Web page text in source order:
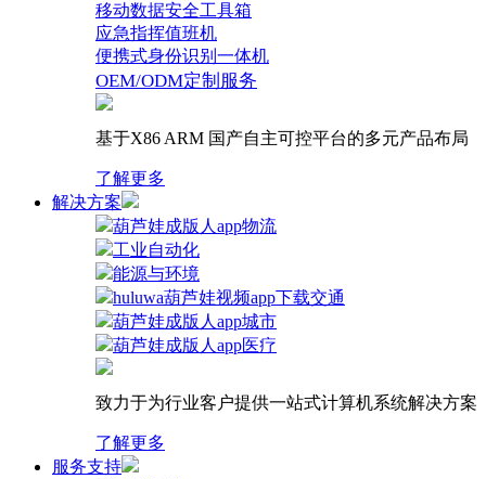
移动数据安全工具箱
应急指挥值班机
便携式身份识别一体机
OEM/ODM定制服务
基于X86 ARM 国产自主可控平台的多元产品布局
了解更多
解决方案
葫芦娃成版人app物流
工业自动化
能源与环境
huluwa葫芦娃视频app下载交通
葫芦娃成版人app城市
葫芦娃成版人app医疗
致力于为行业客户提供一站式计算机系统解决方案
了解更多
服务支持